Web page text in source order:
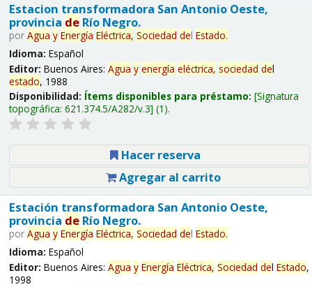
Estacion transformadora San Antonio Oeste,
provincia deRío Negro.
por Agua y Energía Eléctrica, Sociedad del Estado.
Idioma: Español
Editor: Buenos Aires: Agua y energía eléctrica, sociedad del
estado, 1988
Disponibilidad: Ítems disponibles para préstamo: Signatura
topográfica: 621.374.5/A282/v.3 (1).
Hacer reserva
Agregar al carrito
Estación transformadora San Antonio Oeste,
provincia deRío Negro.
por Agua y Energía Eléctrica, Sociedad del Estado.
Idioma: Español
Editor: Buenos Aires: Agua y Energía Eléctrica, Sociedad del Estado,
1998